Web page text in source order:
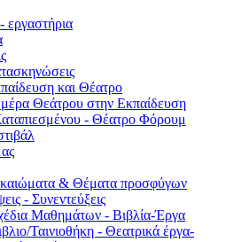
και Θέατρο
Θεάτρου στην Εκπαίδευση
- Θέατρο Φόρουμ
& Θέματα προσφύγων
- Συνεντεύξεις
Μαθημάτων - Βιβλία-Έργα
Ταινιοθήκη - Θεατρικά έργα-